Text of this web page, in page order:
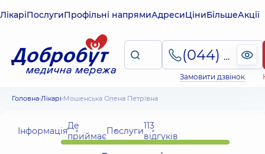
ЛікаріПослугиПрофільні напрямиАдресиЦіниБільшеАкції
(044) 495-2-888
Замовити дзвінок
Головна Лікарі Мошенська Олена Петрівна
ІнформаціяДе
приймаєПослуги113
відгуків